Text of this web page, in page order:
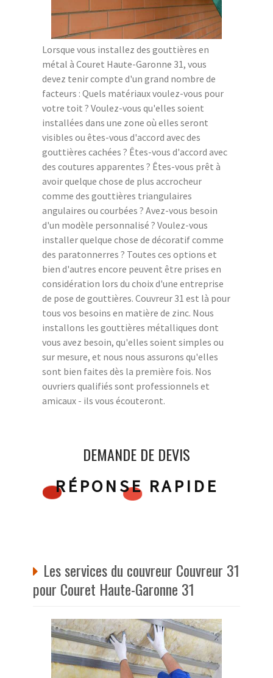
Lorsque vous installez des gouttières en
métal à Couret Haute-Garonne 31, vous
devez tenir compte d'un grand nombre de
facteurs : Quels matériaux voulez-vous pour
votre toit ? Voulez-vous qu'elles soient
installées dans une zone où elles seront
visibles ou êtes-vous d'accord avec des
gouttières cachées ? Êtes-vous d'accord avec
des coutures apparentes ? Êtes-vous prêt à
avoir quelque chose de plus accrocheur
comme des gouttières triangulaires
angulaires ou courbées ? Avez-vous besoin
d'un modèle personnalisé ? Voulez-vous
installer quelque chose de décoratif comme
des paratonnerres ? Toutes ces options et
bien d'autres encore peuvent être prises en
considération lors du choix d'une entreprise
de pose de gouttières. Couvreur 31 est là pour
tous vos besoins en matière de zinc. Nous
installons les gouttières métalliques dont
vous avez besoin, qu'elles soient simples ou
sur mesure, et nous nous assurons qu'elles
sont bien faites dès la première fois. Nos
ouvriers qualifiés sont professionnels et
amicaux - ils vous écouteront.
DEMANDE DE DEVIS
RÉPONSE RAPIDE
Les services du couvreur Couvreur 31
pour Couret Haute-Garonne 31